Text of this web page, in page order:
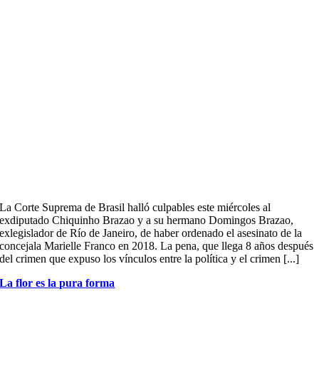
La Corte Suprema de Brasil halló culpables este miércoles al
exdiputado Chiquinho Brazao y a su hermano Domingos Brazao,
exlegislador de Río de Janeiro, de haber ordenado el asesinato de la
concejala Marielle Franco en 2018. La pena, que llega 8 años después
del crimen que expuso los vínculos entre la política y el crimen [...]
La flor es la pura forma